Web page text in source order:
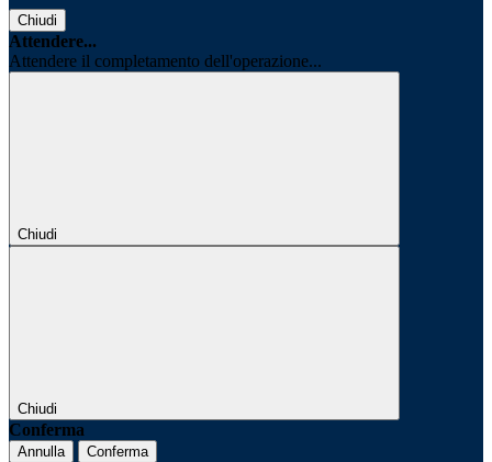
Chiudi
Attendere...
Attendere il completamento dell'operazione...
Chiudi
Chiudi
Conferma
Annulla Conferma